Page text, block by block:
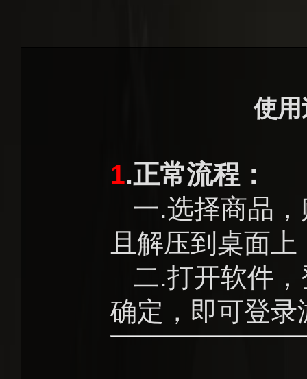
使
1.正常流程：
一.选择商品，
且解压到桌面上
二.打开软件，
确定，即可登